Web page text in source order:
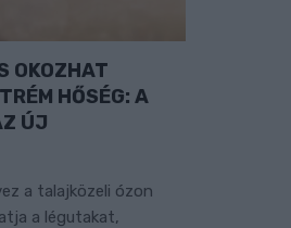
OKOZHAT
HŐSÉG: A
ÚJ
a talajközeli ózon
a légutakat,